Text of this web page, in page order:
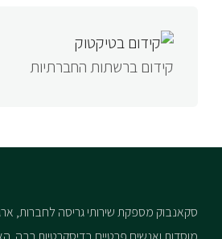
קידום ברשתות החברתיות
סקאנבוק מספקת שירותי גריסה לחברות,